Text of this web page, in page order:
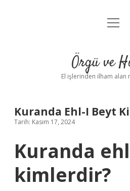
Anasayfa
Yasal
Örgü ve
El işlerinden ilham alan
Kuranda Ehl-I Beyt
Tarih: Kasım 17, 2024
Kuranda
kimlerdir?